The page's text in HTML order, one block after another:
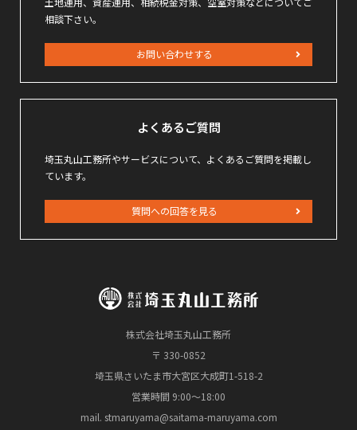
相談下さい。
お問い合わせする
よくあるご質問
埼玉丸山工務所やサービスについて、よくあるご質問を掲載し
ています。
質問への回答を見る
株式会社埼玉丸山工務所
〒 330-0852
埼玉県さいたま市大宮区大成町1-518-2
営業時間 9:00～18:00
mail. stmaruyama@saitama-maruyama.com